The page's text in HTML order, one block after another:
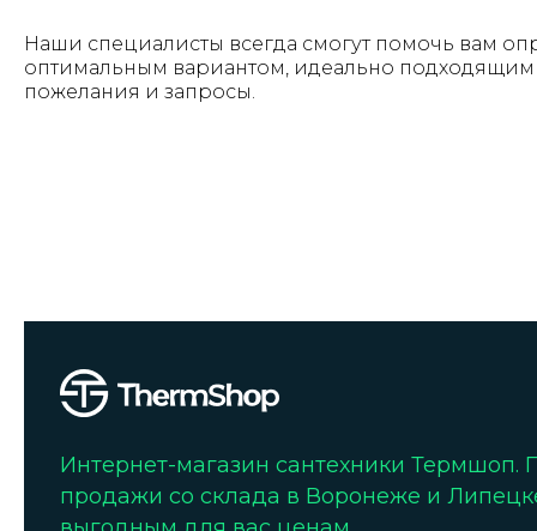
Наши специалисты всегда смогут помочь вам
оптимальным вариантом, идеально
пожелания и запросы.
Интернет-магазин сантехники Термшоп.
продажи со склада в Воронеже и